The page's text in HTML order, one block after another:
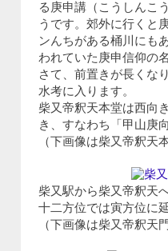
る庚申講（こうしんこ
うです。郊外に行くと
ンんちがある桶川にも
われていた庚申信仰の
さて、前置きが長くな
水考に入ります。
柴又帝釈天本堂は西向
き、すなわち「甲山庚
（下画像は柴又帝釈天
柴又駅から柴又帝釈天
十二方位では寅方位に
（下画像は柴又帝釈天